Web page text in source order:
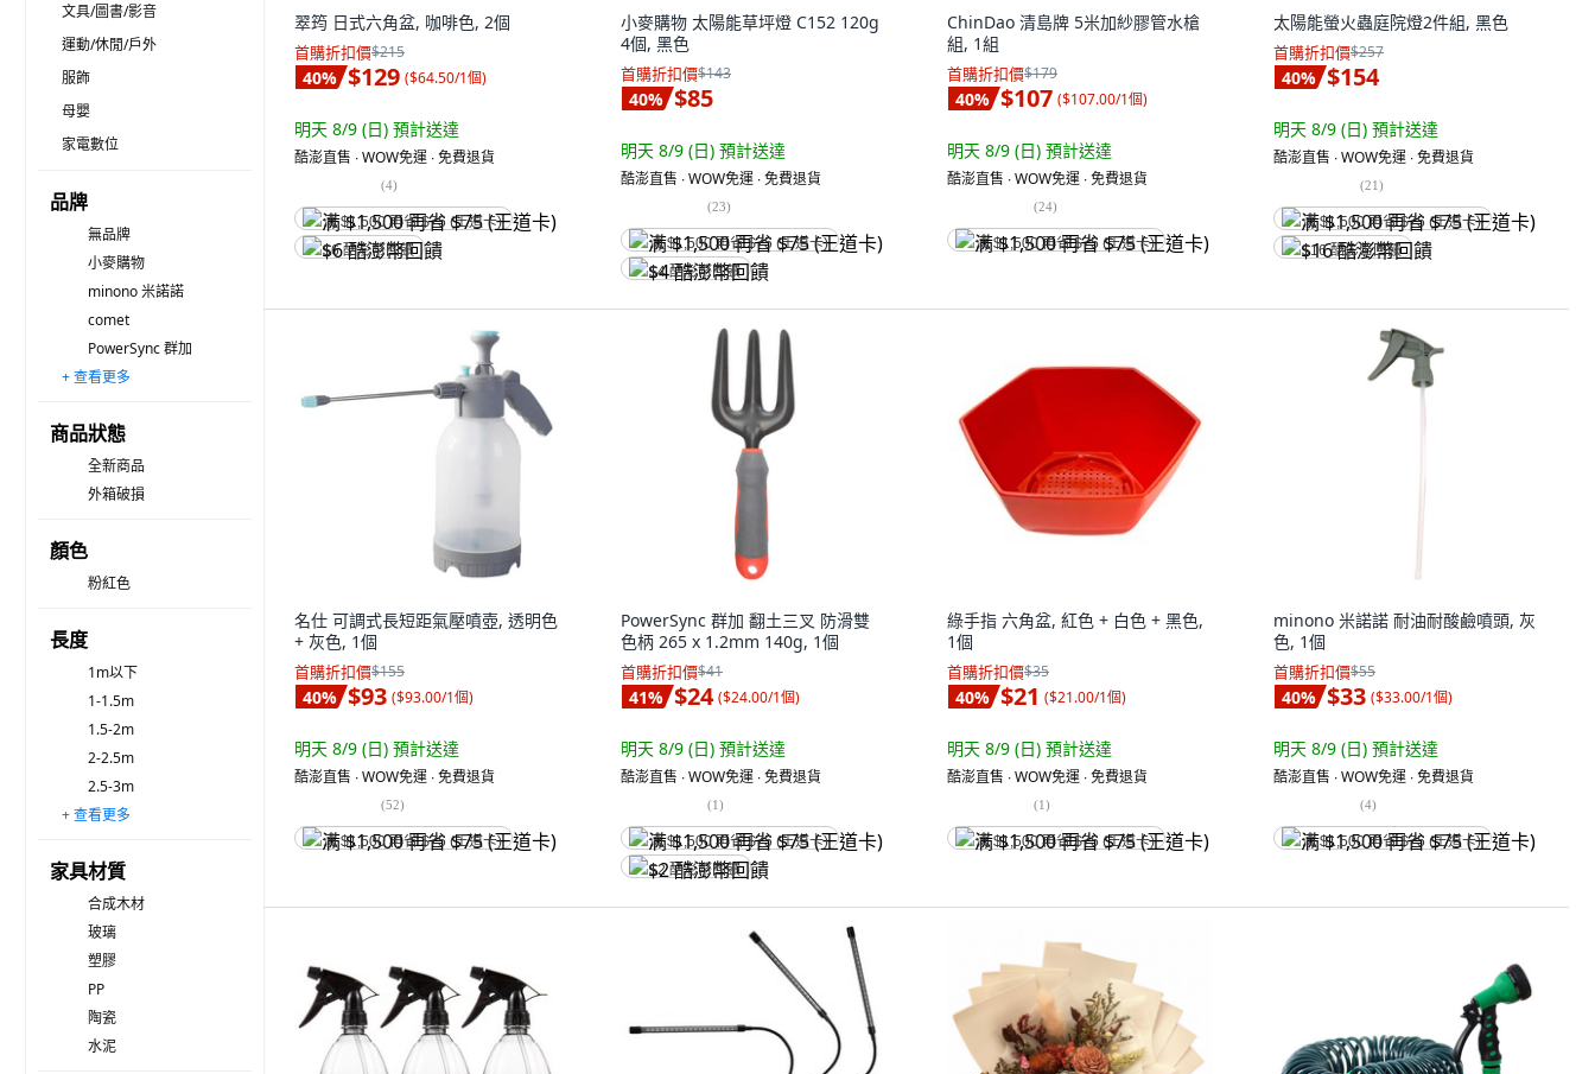
文具/圖書/影音
運動/休閒/戶外
服飾
母嬰
家電數位
品牌
無品牌
小麥購物
minono 米諾諾
comet
PowerSync 群加
ChinDao 清島牌
Dream Home 築夢家居
翠筠
takagi
名仕
YOYOKI
FAmILyLIFE 生活
morningscent
Timo
BEER BEAR 皮久熊
BLOOMING&ME
mini 嚴選
KNOWN-YOU SEED 農友種苗
JUSKU 佳斯捷
泉友
+ 查看更多
商品狀態
全新商品
外箱破損
顏色
粉紅色
長度
1m以下
1-1.5m
1.5-2m
2-2.5m
2.5-3m
3-5m
5-7m
7-10m
10-15m
15-20m
20-30m
30-40m
40m以上
+ 查看更多
家具材質
合成木材
玻璃
塑膠
PP
陶瓷
水泥
翠筠 日式六角盆, 咖啡色, 2個
首購折扣價$215
40% $129 ($64.50/1個)
明天 8/9 (日) 預計送達
酷澎直售 ∙ WOW免運 ∙ 免費退貨
(4)
满 $1,500 再省 $75 (王道卡)
$6 酷澎幣回饋
小麥購物 太陽能草坪燈 C152 120g
4個, 黑色
首購折扣價$143
40% $85
明天 8/9 (日) 預計送達
酷澎直售 ∙ WOW免運 ∙ 免費退貨
(23)
满 $1,500 再省 $75 (王道卡)
$4 酷澎幣回饋
ChinDao 清島牌 5米加紗膠管水槍
組, 1組
首購折扣價$179
40% $107 ($107.00/1個)
明天 8/9 (日) 預計送達
酷澎直售 ∙ WOW免運 ∙ 免費退貨
(24)
满 $1,500 再省 $75 (王道卡)
太陽能螢火蟲庭院燈2件組, 黑色
首購折扣價$257
40% $154
明天 8/9 (日) 預計送達
酷澎直售 ∙ WOW免運 ∙ 免費退貨
(21)
满 $1,500 再省 $75 (王道卡)
$16 酷澎幣回饋
名仕 可調式長短距氣壓噴壺, 透明色
+ 灰色, 1個
首購折扣價$155
40% $93 ($93.00/1個)
明天 8/9 (日) 預計送達
酷澎直售 ∙ WOW免運 ∙ 免費退貨
(52)
满 $1,500 再省 $75 (王道卡)
PowerSync 群加 翻土三叉 防滑雙
色柄 265 x 1.2mm 140g, 1個
首購折扣價$41
41% $24 ($24.00/1個)
明天 8/9 (日) 預計送達
酷澎直售 ∙ WOW免運 ∙ 免費退貨
(1)
满 $1,500 再省 $75 (王道卡)
$2 酷澎幣回饋
綠手指 六角盆, 紅色 + 白色 + 黑色,
1個
首購折扣價$35
40% $21 ($21.00/1個)
明天 8/9 (日) 預計送達
酷澎直售 ∙ WOW免運 ∙ 免費退貨
(1)
满 $1,500 再省 $75 (王道卡)
minono 米諾諾 耐油耐酸鹼噴頭, 灰
色, 1個
首購折扣價$55
40% $33 ($33.00/1個)
明天 8/9 (日) 預計送達
酷澎直售 ∙ WOW免運 ∙ 免費退貨
(4)
满 $1,500 再省 $75 (王道卡)